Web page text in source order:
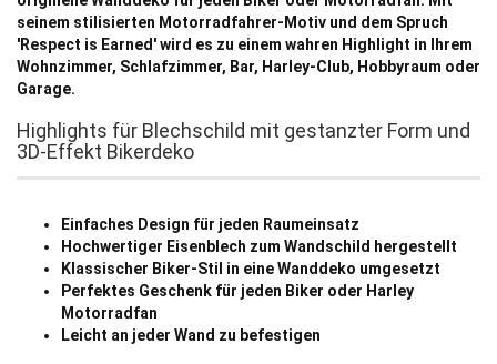
seinem stilisierten Motorradfahrer-Motiv und dem Spruch
'Respect is Earned' wird es zu einem wahren Highlight in Ihrem
Wohnzimmer, Schlafzimmer, Bar, Harley-Club, Hobbyraum oder
Garage.
Highlights für Blechschild mit gestanzter Form und
3D-Effekt Bikerdeko
Einfaches Design für jeden Raumeinsatz
Hochwertiger Eisenblech zum Wandschild hergestellt
Klassischer Biker-Stil in eine Wanddeko umgesetzt
Perfektes Geschenk für jeden Biker oder Harley
Motorradfan
Leicht an jeder Wand zu befestigen